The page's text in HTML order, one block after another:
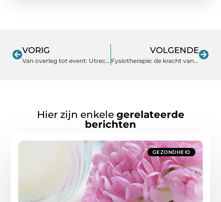
VORIG
Van overleg tot event: Utrecht als slimme ontmoetingsplek
VOLGENDE
Fysiotherapie: de kracht van gericht bewegen
Hier zijn enkele gerelateerde
berichten
GEZONDHEID